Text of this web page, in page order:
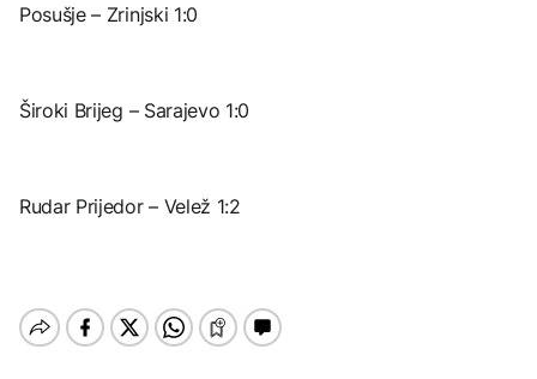
Posušje – Zrinjski 1:0
Široki Brijeg – Sarajevo 1:0
Rudar Prijedor – Velež 1:2